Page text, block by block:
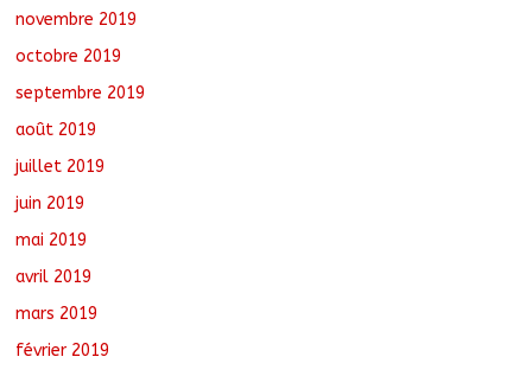
novembre 2019
octobre 2019
septembre 2019
août 2019
juillet 2019
juin 2019
mai 2019
avril 2019
mars 2019
février 2019